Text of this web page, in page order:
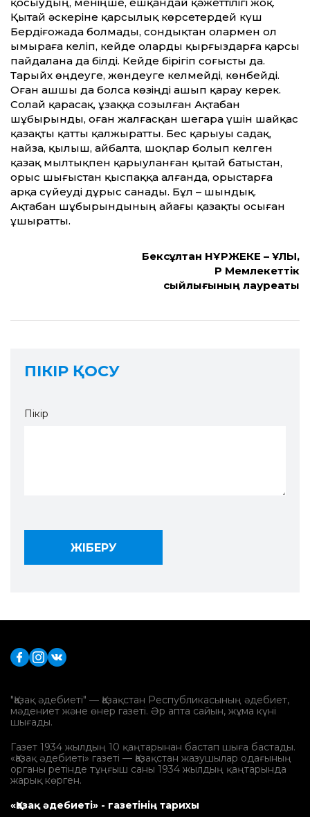
Қытай әскеріне қарсылық көрсетердей күш
Бердіғожада болмады, сондықтан олармен ол
ымыраға келіп, кейде оларды қырғыздарға қарсы
пайдалана да білді. Кейде бірігіп соғысты да.
Тарыйх өңдеуге, жөндеуге келмейді, көнбейді.
Оған ашшы да болса көзіңді ашып қарау керек.
Солай қарасақ, ұзаққа созылған Ақтабан
шұбырынды, оған жалғасқан шегара үшін шайқас
қазақты қат­ты қалжырат­ты. Бес қарыуы садақ,
найза, қылыш, айбалта, шоқпар болып келген
қазақ мылтықпен қарыуланған қытай батыстан,
орыс шығыстан қыспаққа алғанда, орыстарға
арқа сүйеуді дұрыс санады. Бұл – шындық.
Ақтабан шұбырындының айағы қазақты осыған
ұшырат­ты.
Бексұлтан НҰРЖЕКЕ – ҰЛЫ,
ҚР Мемлекет­тік
сыйлығының лауреаты
ПІКІР ҚОСУ
Пікір
"Қазақ әдебиеті" — Қазақстан Республикасының әдебиет,
мәдениет және өнер газеті. Әр апта сайын, жұма күні
шығады.
Газет 1934 жылдың 10 қаңтарынан бастап шыға бастады.
«Қазақ әдебиеті» газеті — Қазақстан жазушылар одағының
органы ретінде тұңғыш саны 1934 жылдың қаңтарында
жарық көрген.
«Қазақ әдебиеті» - газетінің тарихы